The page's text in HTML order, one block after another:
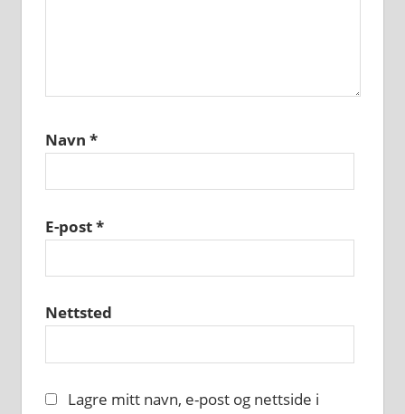
Navn *
E-post*
Nettsted
Lagre mitt navn, e-post og nettside i